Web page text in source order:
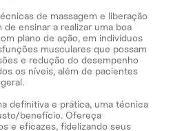
de massagem e liberação
de ensinar a realizar uma boa
plano de ação, em indivíduos
musculares que possam
e redução do desempenho
os níveis, além de pacientes
definitiva e prática, uma técnica
benefício. Ofereça
e eficazes, fidelizando seus